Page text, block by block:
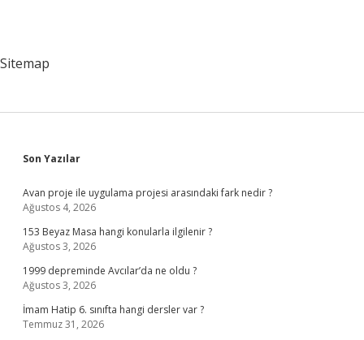
Sitemap
Sidebar
Son Yazılar
Avan proje ile uygulama projesi arasındaki fark nedir ?
Ağustos 4, 2026
153 Beyaz Masa hangi konularla ilgilenir ?
Ağustos 3, 2026
1999 depreminde Avcılar’da ne oldu ?
Ağustos 3, 2026
İmam Hatip 6. sınıfta hangi dersler var ?
Temmuz 31, 2026